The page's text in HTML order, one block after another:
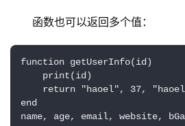
函数也可以返回多个值：
function getUserInfo(id)
print(id)
return "haoel", 37,
end
name, age, email, website,